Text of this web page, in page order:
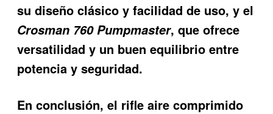
su diseño clásico y facilidad de uso, y el
Crosman 760 Pumpmaster, que ofrece
versatilidad y un buen equilibrio entre
potencia y seguridad.
En conclusión, el rifle aire comprimido